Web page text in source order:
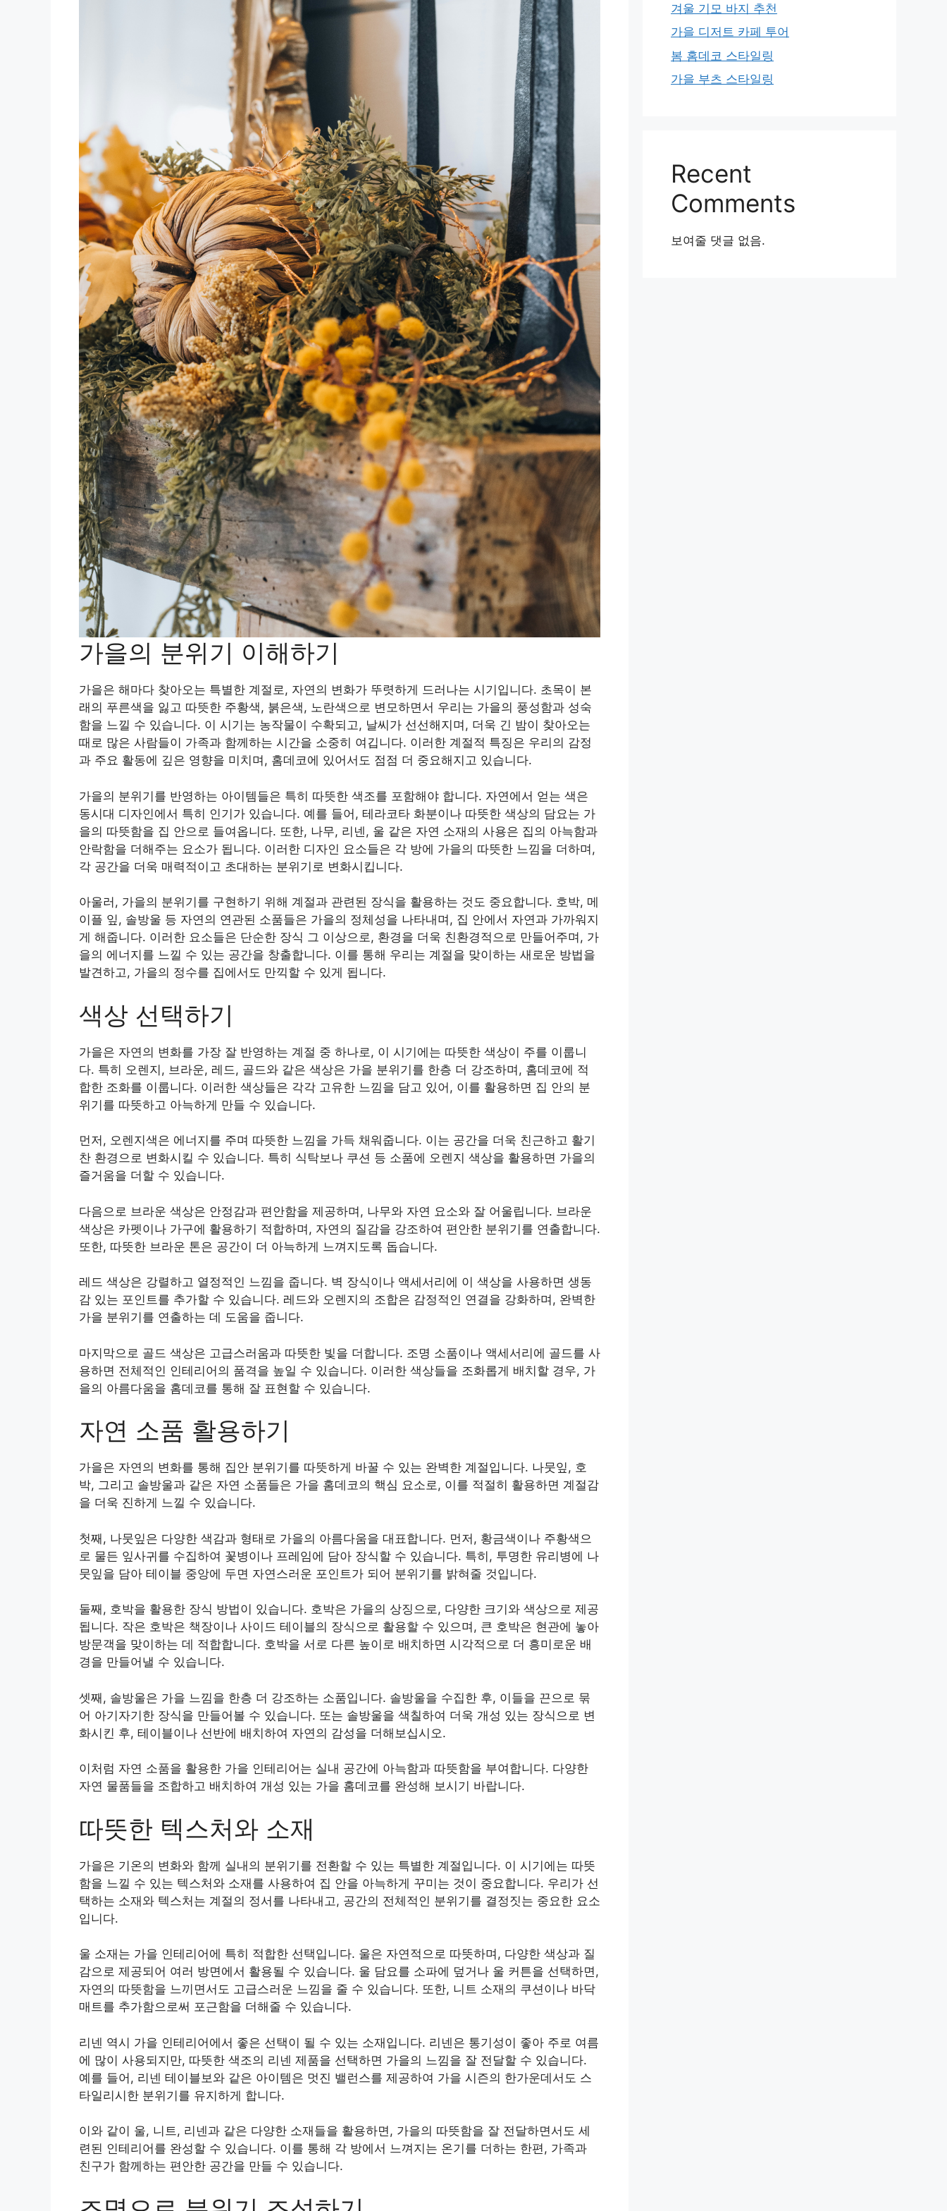
가을의 분위기 이해하기
가을은 해마다 찾아오는 특별한 계절로, 자연의 변화가 뚜렷하게 드러나는 시기입니다. 초목이 본
래의 푸른색을 잃고 따뜻한 주황색, 붉은색, 노란색으로 변모하면서 우리는 가을의 풍성함과 성숙
함을 느낄 수 있습니다. 이 시기는 농작물이 수확되고, 날씨가 선선해지며, 더욱 긴 밤이 찾아오는
때로 많은 사람들이 가족과 함께하는 시간을 소중히 여깁니다. 이러한 계절적 특징은 우리의 감정
과 주요 활동에 깊은 영향을 미치며, 홈데코에 있어서도 점점 더 중요해지고 있습니다.
가을의 분위기를 반영하는 아이템들은 특히 따뜻한 색조를 포함해야 합니다. 자연에서 얻는 색은
동시대 디자인에서 특히 인기가 있습니다. 예를 들어, 테라코타 화분이나 따뜻한 색상의 담요는 가
을의 따뜻함을 집 안으로 들여옵니다. 또한, 나무, 리넨, 울 같은 자연 소재의 사용은 집의 아늑함과
안락함을 더해주는 요소가 됩니다. 이러한 디자인 요소들은 각 방에 가을의 따뜻한 느낌을 더하며,
각 공간을 더욱 매력적이고 초대하는 분위기로 변화시킵니다.
아울러, 가을의 분위기를 구현하기 위해 계절과 관련된 장식을 활용하는 것도 중요합니다. 호박, 메
이플 잎, 솔방울 등 자연의 연관된 소품들은 가을의 정체성을 나타내며, 집 안에서 자연과 가까워지
게 해줍니다. 이러한 요소들은 단순한 장식 그 이상으로, 환경을 더욱 친환경적으로 만들어주며, 가
을의 에너지를 느낄 수 있는 공간을 창출합니다. 이를 통해 우리는 계절을 맞이하는 새로운 방법을
발견하고, 가을의 정수를 집에서도 만끽할 수 있게 됩니다.
색상 선택하기
가을은 자연의 변화를 가장 잘 반영하는 계절 중 하나로, 이 시기에는 따뜻한 색상이 주를 이룹니
다. 특히 오렌지, 브라운, 레드, 골드와 같은 색상은 가을 분위기를 한층 더 강조하며, 홈데코에 적
합한 조화를 이룹니다. 이러한 색상들은 각각 고유한 느낌을 담고 있어, 이를 활용하면 집 안의 분
위기를 따뜻하고 아늑하게 만들 수 있습니다.
먼저, 오렌지색은 에너지를 주며 따뜻한 느낌을 가득 채워줍니다. 이는 공간을 더욱 친근하고 활기
찬 환경으로 변화시킬 수 있습니다. 특히 식탁보나 쿠션 등 소품에 오렌지 색상을 활용하면 가을의
즐거움을 더할 수 있습니다.
다음으로 브라운 색상은 안정감과 편안함을 제공하며, 나무와 자연 요소와 잘 어울립니다. 브라운
색상은 카펫이나 가구에 활용하기 적합하며, 자연의 질감을 강조하여 편안한 분위기를 연출합니다.
또한, 따뜻한 브라운 톤은 공간이 더 아늑하게 느껴지도록 돕습니다.
레드 색상은 강렬하고 열정적인 느낌을 줍니다. 벽 장식이나 액세서리에 이 색상을 사용하면 생동
감 있는 포인트를 추가할 수 있습니다. 레드와 오렌지의 조합은 감정적인 연결을 강화하며, 완벽한
가을 분위기를 연출하는 데 도움을 줍니다.
마지막으로 골드 색상은 고급스러움과 따뜻한 빛을 더합니다. 조명 소품이나 액세서리에 골드를 사
용하면 전체적인 인테리어의 품격을 높일 수 있습니다. 이러한 색상들을 조화롭게 배치할 경우, 가
을의 아름다움을 홈데코를 통해 잘 표현할 수 있습니다.
자연 소품 활용하기
가을은 자연의 변화를 통해 집안 분위기를 따뜻하게 바꿀 수 있는 완벽한 계절입니다. 나뭇잎, 호
박, 그리고 솔방울과 같은 자연 소품들은 가을 홈데코의 핵심 요소로, 이를 적절히 활용하면 계절감
을 더욱 진하게 느낄 수 있습니다.
첫째, 나뭇잎은 다양한 색감과 형태로 가을의 아름다움을 대표합니다. 먼저, 황금색이나 주황색으
로 물든 잎사귀를 수집하여 꽃병이나 프레임에 담아 장식할 수 있습니다. 특히, 투명한 유리병에 나
뭇잎을 담아 테이블 중앙에 두면 자연스러운 포인트가 되어 분위기를 밝혀줄 것입니다.
둘째, 호박을 활용한 장식 방법이 있습니다. 호박은 가을의 상징으로, 다양한 크기와 색상으로 제공
됩니다. 작은 호박은 책장이나 사이드 테이블의 장식으로 활용할 수 있으며, 큰 호박은 현관에 놓아
방문객을 맞이하는 데 적합합니다. 호박을 서로 다른 높이로 배치하면 시각적으로 더 흥미로운 배
경을 만들어낼 수 있습니다.
셋째, 솔방울은 가을 느낌을 한층 더 강조하는 소품입니다. 솔방울을 수집한 후, 이들을 끈으로 묶
어 아기자기한 장식을 만들어볼 수 있습니다. 또는 솔방울을 색칠하여 더욱 개성 있는 장식으로 변
화시킨 후, 테이블이나 선반에 배치하여 자연의 감성을 더해보십시오.
이처럼 자연 소품을 활용한 가을 인테리어는 실내 공간에 아늑함과 따뜻함을 부여합니다. 다양한
자연 물품들을 조합하고 배치하여 개성 있는 가을 홈데코를 완성해 보시기 바랍니다.
따뜻한 텍스처와 소재
가을은 기온의 변화와 함께 실내의 분위기를 전환할 수 있는 특별한 계절입니다. 이 시기에는 따뜻
함을 느낄 수 있는 텍스처와 소재를 사용하여 집 안을 아늑하게 꾸미는 것이 중요합니다. 우리가 선
택하는 소재와 텍스처는 계절의 정서를 나타내고, 공간의 전체적인 분위기를 결정짓는 중요한 요소
입니다.
울 소재는 가을 인테리어에 특히 적합한 선택입니다. 울은 자연적으로 따뜻하며, 다양한 색상과 질
감으로 제공되어 여러 방면에서 활용될 수 있습니다. 울 담요를 소파에 덮거나 울 커튼을 선택하면,
자연의 따뜻함을 느끼면서도 고급스러운 느낌을 줄 수 있습니다. 또한, 니트 소재의 쿠션이나 바닥
매트를 추가함으로써 포근함을 더해줄 수 있습니다.
리넨 역시 가을 인테리어에서 좋은 선택이 될 수 있는 소재입니다. 리넨은 통기성이 좋아 주로 여름
에 많이 사용되지만, 따뜻한 색조의 리넨 제품을 선택하면 가을의 느낌을 잘 전달할 수 있습니다.
예를 들어, 리넨 테이블보와 같은 아이템은 멋진 밸런스를 제공하여 가을 시즌의 한가운데서도 스
타일리시한 분위기를 유지하게 합니다.
이와 같이 울, 니트, 리넨과 같은 다양한 소재들을 활용하면, 가을의 따뜻함을 잘 전달하면서도 세
련된 인테리어를 완성할 수 있습니다. 이를 통해 각 방에서 느껴지는 온기를 더하는 한편, 가족과
친구가 함께하는 편안한 공간을 만들 수 있습니다.
겨울 기모 바지 추천
가을 디저트 카페 투어
봄 홈데코 스타일링
가을 부츠 스타일링
Recent
Comments
보여줄 댓글 없음.